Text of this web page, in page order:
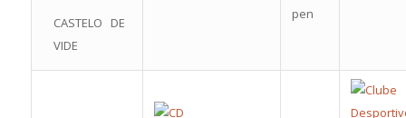
CASTELO DE
VIDE
pen